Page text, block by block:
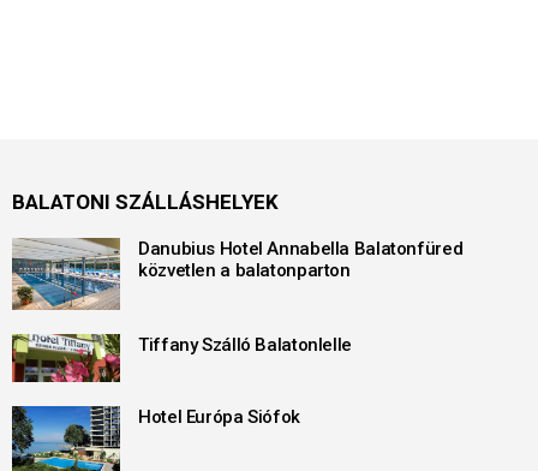
BALATONI SZÁLLÁSHELYEK
Danubius Hotel Annabella Balatonfüred
közvetlen a balatonparton
Tiffany Szálló Balatonlelle
Hotel Európa Siófok